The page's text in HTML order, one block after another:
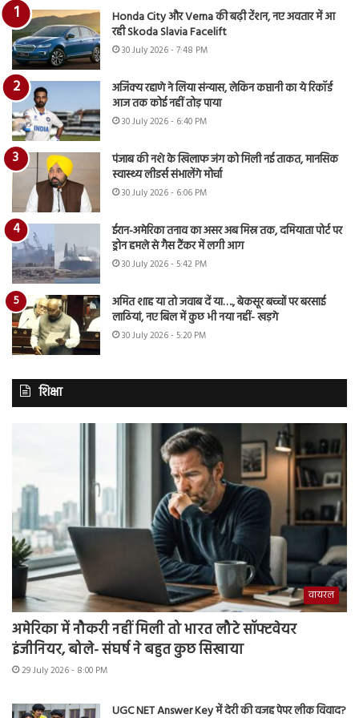
Honda City और Verna की बढ़ी टेंशन, नए अवतार में आ
रही Skoda Slavia Facelift
30 July 2026 - 7:48 PM
अजिंक्य रहाणे ने लिया संन्यास, लेकिन कप्तानी का ये रिकॉर्ड
आज तक कोई नहीं तोड़ पाया
30 July 2026 - 6:40 PM
पंजाब की नशे के खिलाफ जंग को मिली नई ताकत, मानसिक
स्वास्थ्य लीडर्स संभालेंगे मोर्चा
30 July 2026 - 6:06 PM
ईरान-अमेरिका तनाव का असर अब मिस्र तक, दमियाता पोर्ट पर
ड्रोन हमले से गैस टैंकर में लगी आग
30 July 2026 - 5:42 PM
अमित शाह या तो जवाब दें या…., बेकसूर बच्चों पर बरसाई
लाठियां, नए बिल में कुछ भी नया नहीं- खड़गे
30 July 2026 - 5:20 PM
शिक्षा
वायरल
अमेरिका में नौकरी नहीं मिली तो भारत लौटे सॉफ्टवेयर
इंजीनियर, बोले- संघर्ष ने बहुत कुछ सिखाया
29 July 2026 - 8:00 PM
UGC NET Answer Key में देरी की वजह पेपर लीक विवाद?